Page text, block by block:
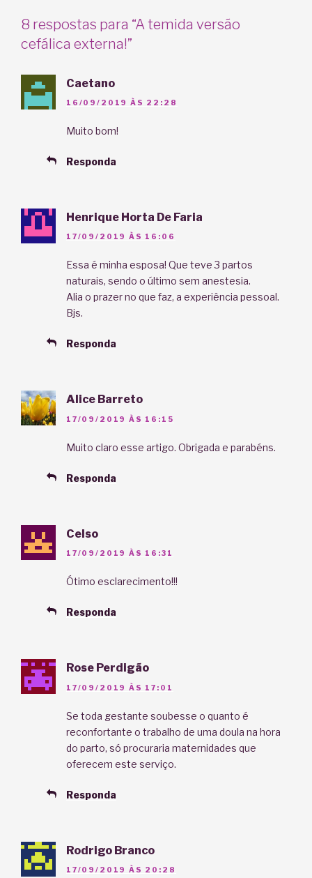
8 respostas para “A temida versão
cefálica externa!”
Caetano
16/09/2019 ÀS 22:28
Muito bom!
Responda
Henrique Horta De Faria
17/09/2019 ÀS 16:06
Essa é minha esposa! Que teve 3 partos
naturais, sendo o último sem anestesia.
Alia o prazer no que faz, a experiência pessoal.
Bjs.
Responda
Alice Barreto
17/09/2019 ÀS 16:15
Muito claro esse artigo. Obrigada e parabéns.
Responda
Celso
17/09/2019 ÀS 16:31
Ótimo esclarecimento!!!
Responda
Rose Perdigão
17/09/2019 ÀS 17:01
Se toda gestante soubesse o quanto é
reconfortante o trabalho de uma doula na hora
do parto, só procuraria maternidades que
oferecem este serviço.
Responda
Rodrigo Branco
17/09/2019 ÀS 20:28